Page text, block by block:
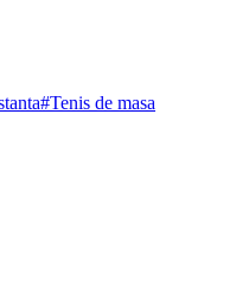
#Tenis de masa